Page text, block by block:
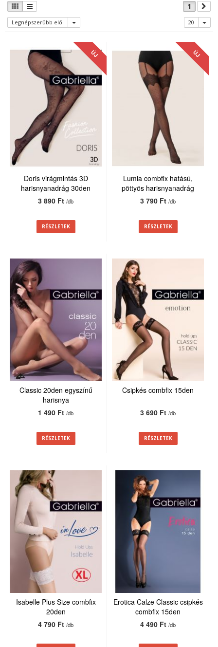
1
Legnépszerűbb elől 20
ÚJ
Doris virágmintás 3D
harisnyanadrág 30den
3 890 Ft/db
RÉSZLETEK
ÚJ
Lumia combfix hatású,
pöttyös harisnyanadrág
20den
3 790 Ft/db
RÉSZLETEK
Classic 20den egyszínű
harisnya
1 490 Ft/db
RÉSZLETEK
Csipkés combfix 15den
3 690 Ft/db
RÉSZLETEK
Isabelle Plus Size combfix
20den
4 790 Ft/db
Erotica Calze Classic csipkés
combfix 15den
4 490 Ft/db